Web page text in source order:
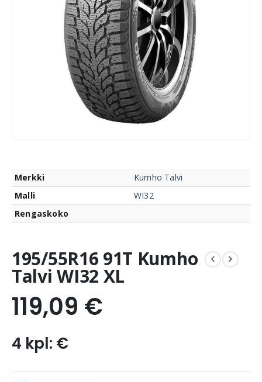
Merkki
Kumho Talvi
Malli
WI32
Rengaskoko
195/55R16 91T Kumho
Talvi WI32 XL
119,09 €
4 kpl: €